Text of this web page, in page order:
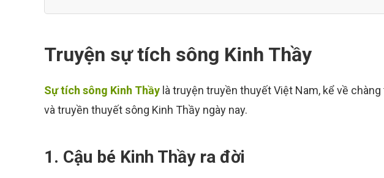
Truyện sự tích sông Kinh Thầy
Sự tích sông Kinh Thầy là truyện truyền thuyết Việt Nam, kể về
và truyền thuyết sông Kinh Thầy ngày nay.
1. Cậu bé Kinh Thầy ra đời